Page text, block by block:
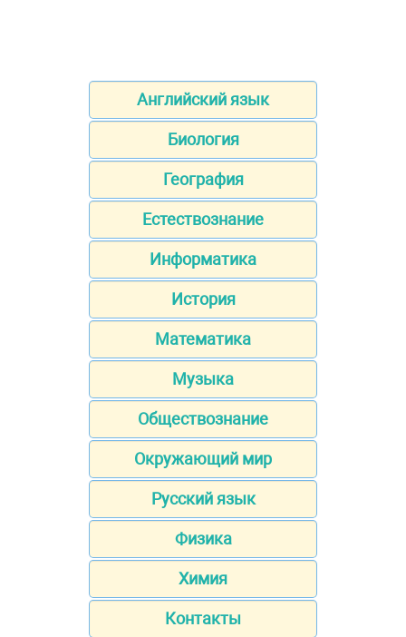
Английский язык
Биология
География
Естествознание
Информатика
История
Математика
Музыка
Обществознание
Окружающий мир
Русский язык
Физика
Химия
Контакты